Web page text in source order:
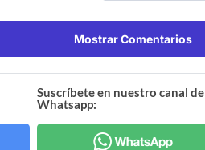
Mostrar Comentarios
Suscríbete en nuestro canal de
Whatsapp: